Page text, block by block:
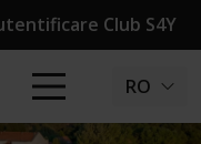
Club S4Y
RO